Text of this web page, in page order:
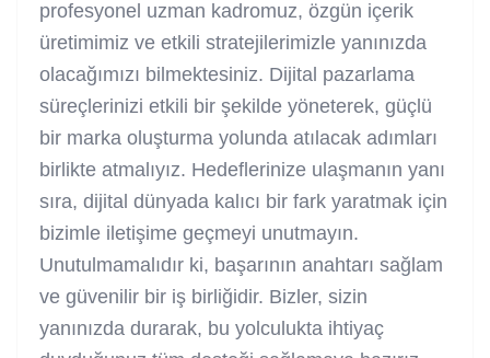
profesyonel uzman kadromuz, özgün içerik
üretimimiz ve etkili stratejilerimizle yanınızda
olacağımızı bilmektesiniz. Dijital pazarlama
süreçlerinizi etkili bir şekilde yöneterek, güçlü
bir marka oluşturma yolunda atılacak adımları
birlikte atmalıyız. Hedeflerinize ulaşmanın yanı
sıra, dijital dünyada kalıcı bir fark yaratmak için
bizimle iletişime geçmeyi unutmayın.
Unutulmamalıdır ki, başarının anahtarı sağlam
ve güvenilir bir iş birliğidir. Bizler, sizin
yanınızda durarak, bu yolculukta ihtiyaç